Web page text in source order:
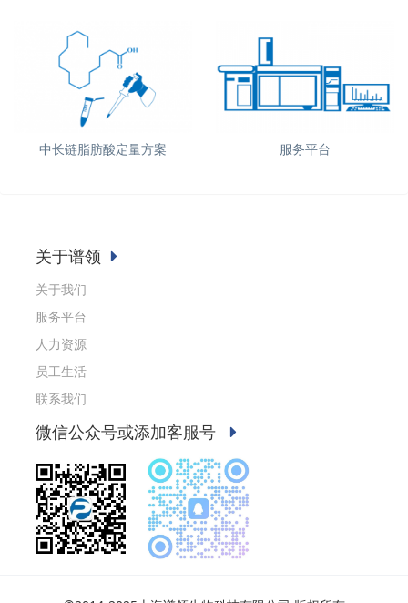
中长链脂肪酸定量方案 服务平台
关于谱领
关于我们
服务平台
人力资源
员工生活
联系我们
微信公众号或添加客服号